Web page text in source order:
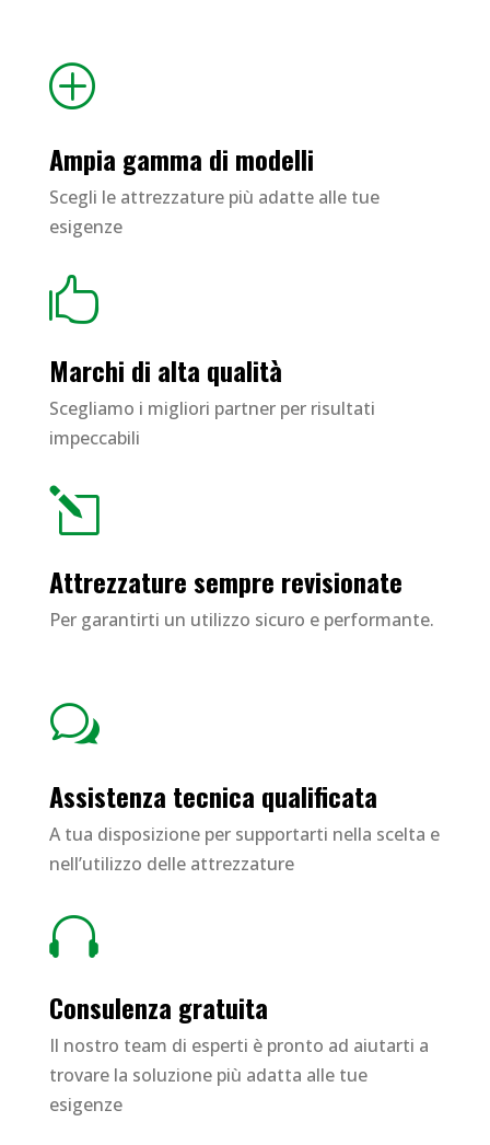
P
Ampia gamma di modelli
Scegli le attrezzature più adatte alle tue
esigenze

Marchi di alta qualità
Scegliamo i migliori partner per risultati
impeccabili
l
Attrezzature sempre revisionate
Per garantirti un utilizzo sicuro e performante.
w
Assistenza tecnica qualificata
A tua disposizione per supportarti nella scelta e
nell’utilizzo delle attrezzature

Consulenza gratuita
Il nostro team di esperti è pronto ad aiutarti a
trovare la soluzione più adatta alle tue
esigenze